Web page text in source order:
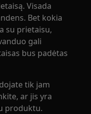
Visada
Bet kokia
su prietaisu,
gali
bus padėtas
tik jam
ar jis yra
produktu.